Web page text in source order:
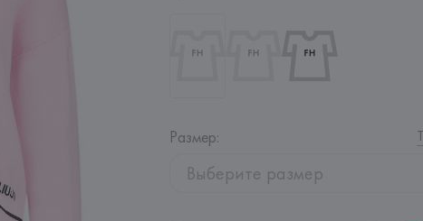
Размер:
Выберите размер